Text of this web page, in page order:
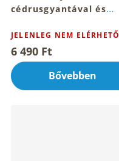
cédrusgyantával és
JELENLEG NEM ELÉRHETŐ
6 490 Ft
Bővebben